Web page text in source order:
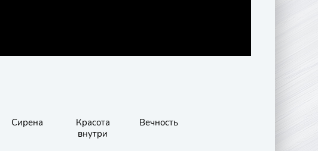
Сирена
Красота
внутри
Вечность